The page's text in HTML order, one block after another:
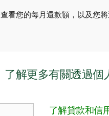
查看您的每月還款額，以及您將
了解更多有關透過個
了解貸款和信